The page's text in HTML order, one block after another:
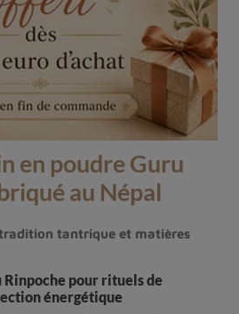
en poudre Guru
au Népal
tantrique et matières
Rinpoche pour rituels de
énergétique